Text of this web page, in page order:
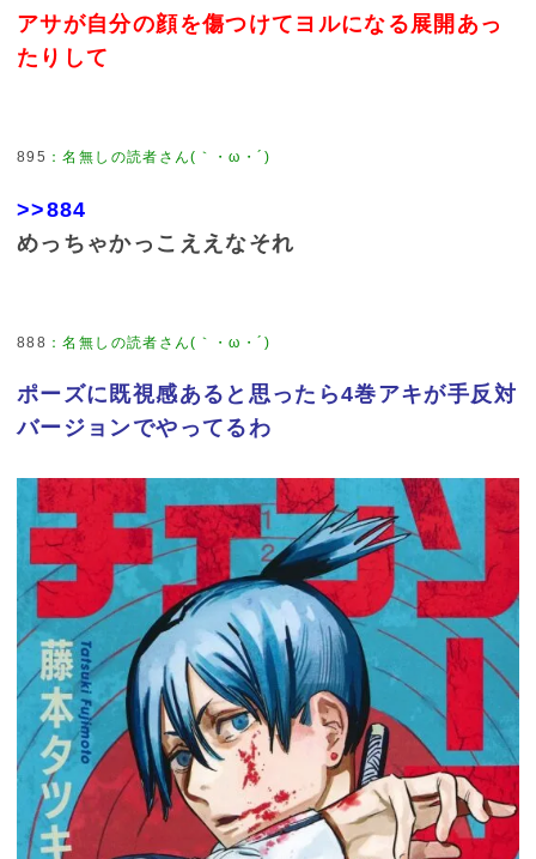
アサが自分の顔を傷つけてヨルになる展開あっ
たりして
895 ：名無しの読者さん(｀・ω・´)
>>884
めっちゃかっこええなそれ
888 ：名無しの読者さん(｀・ω・´)
ポーズに既視感あると思ったら4巻アキが手反対
バージョンでやってるわ